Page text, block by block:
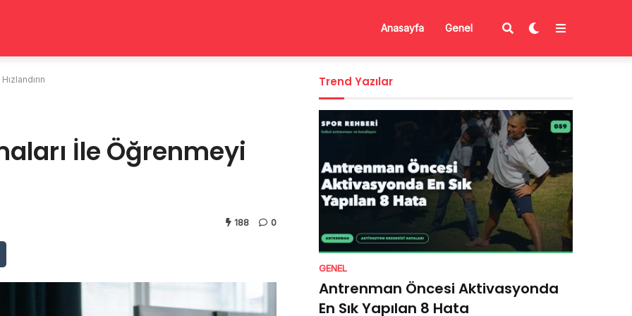
Anasayfa Genel
İle Öğrenmeyi
188 0
Trend Yazılar
GENEL
Antrenman Öncesi Aktivasyonda
En Sık Yapılan 8 Hata